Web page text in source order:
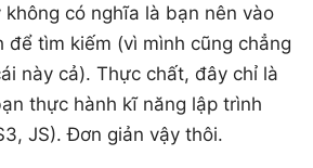
không có nghĩa là bạn nên vào
để tìm kiếm (vì mình cũng chẳng
này cả). Thực chất, đây chỉ là
thực hành kĩ năng lập trình
JS). Đơn giản vậy thôi.